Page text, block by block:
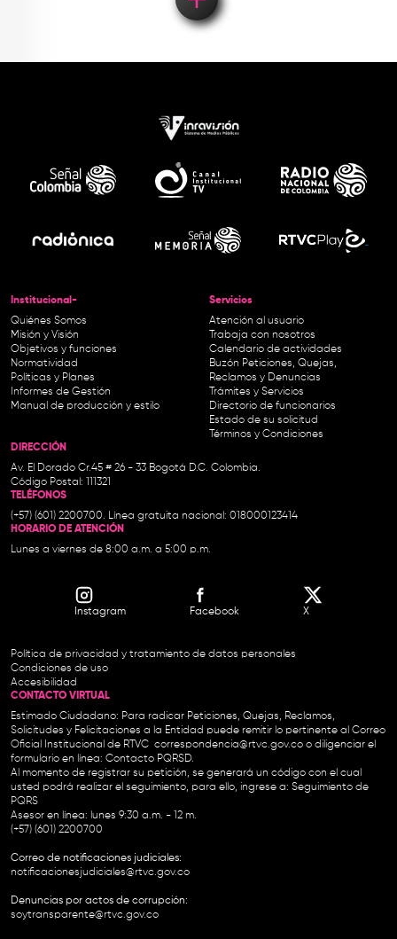
Institucional-
Quiénes Somos
Misión y Visión
Objetivos y funciones
Normatividad
Políticas y Planes
Informes de Gestión
Manual de producción y estilo
Servicios
Atención al usuario
Trabaja con nosotros
Calendario de actividades
Buzón Peticiones, Quejas,
Reclamos y Denuncias
Trámites y Servicios
Directorio de funcionarios
Estado de su solicitud
Términos y Condiciones
DIRECCIÓN
Av. El Dorado Cr.45 # 26 - 33 Bogotá D.C. Colombia.
Código Postal: 111321
TELÉFONOS
(+57) (601) 2200700. Línea gratuita nacional: 018000123414
HORARIO DE ATENCIÓN
Lunes a viernes de 8:00 a.m. a 5:00 p.m.
Instagram Facebook X
Política de privacidad y tratamiento de datos personales
Condiciones de uso
Accesibilidad
CONTACTO VIRTUAL
Estimado Ciudadano: Para radicar Peticiones, Quejas, Reclamos,
Solicitudes y Felicitaciones a la Entidad puede remitir lo pertinente al Correo
Oficial Institucional de RTVC correspondencia@rtvc.gov.co o diligenciar el
formulario en línea: Contacto PQRSD.
Al momento de registrar su petición, se generará un código con el cual
usted podrá realizar el seguimiento, para ello, ingrese a: Seguimiento de
PQRS
Asesor en línea: lunes 9:30 a.m. - 12 m.
(+57) (601) 2200700
Correo de notificaciones judiciales:
notificacionesjudiciales@rtvc.gov.co
Denuncias por actos de corrupción:
soytransparente@rtvc.gov.co